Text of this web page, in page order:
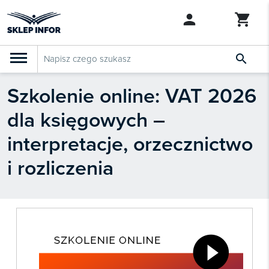
PRODUKTY
SZUKAJ PODOBNYCH PRODUKTÓW

Klasyfikacja budżetowa 2027
Szkolenia
Abonamenty
KSeF
Bestsellery 
Szkolenie online: VAT 2026
dla księgowych –
interpretacje, orzecznictwo
i rozliczenia